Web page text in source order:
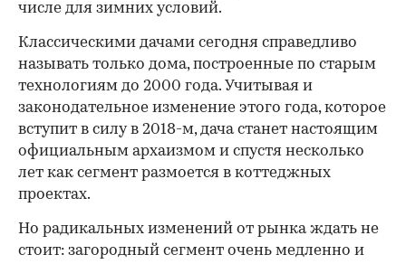
числе для зимних условий.
Классическими дачами сегодня справедливо
называть только дома, построенные по старым
технологиям до 2000 года. Учитывая и
законодательное изменение этого года, которое
вступит в силу в 2018-м, дача станет настоящим
официальным архаизмом и спустя несколько
лет как сегмент размоется в коттеджных
проектах.
Но радикальных изменений от рынка ждать не
стоит: загородный сегмент очень медленно и